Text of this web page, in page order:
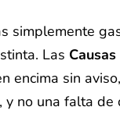
simplemente
Las
encima sin
y no una falta de